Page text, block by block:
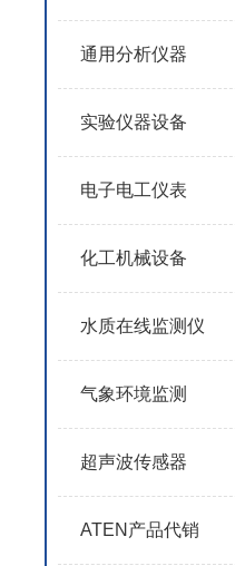
通用分析仪器
实验仪器设备
电子电工仪表
化工机械设备
水质在线监测仪
气象环境监测
超声波传感器
ATEN产品代销